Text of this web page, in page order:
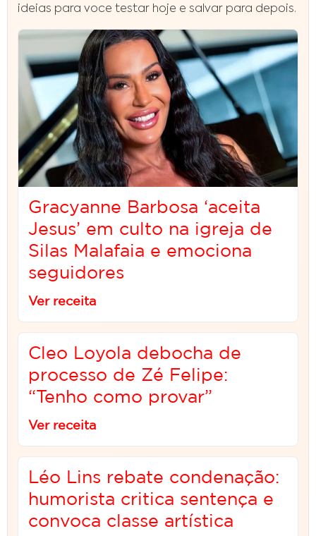
ideias para voce testar hoje e salvar para depois.
Gracyanne Barbosa ‘aceita
Jesus’ em culto na igreja de
Silas Malafaia e emociona
seguidores
Ver receita
Cleo Loyola debocha de
processo de Zé Felipe:
“Tenho como provar”
Ver receita
Léo Lins rebate condenação:
humorista critica sentença e
convoca classe artística